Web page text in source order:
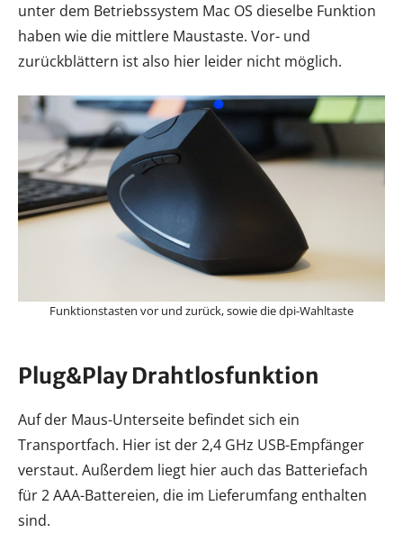
unter dem Betriebssystem Mac OS dieselbe Funktion
haben wie die mittlere Maustaste. Vor- und
zurückblättern ist also hier leider nicht möglich.
Funktionstasten vor und zurück, sowie die dpi-Wahltaste
Plug&Play Drahtlosfunktion
Auf der Maus-Unterseite befindet sich ein
Transportfach. Hier ist der 2,4 GHz USB-Empfänger
verstaut. Außerdem liegt hier auch das Batteriefach
für 2 AAA-Battereien, die im Lieferumfang enthalten
sind.